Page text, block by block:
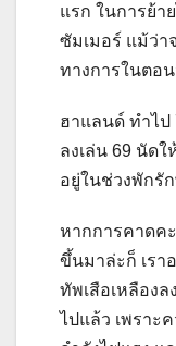
แรก ในการย้า
ซัมเมอร์ แม้ว่า
ทางการในตอ
ฮาแลนด์ ทำไป
ลงเล่น 69 นัด
อยู่ในช่วงพักรั
หากการคาดคะ
ขึ้นมาล่ะก็ เรา
ทัพเสือเหลือง
ไปแล้ว เพราะ